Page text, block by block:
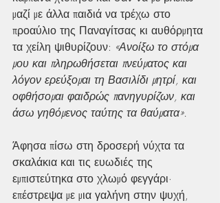
μαζί με άλλα παιδιά να τρέχω στο
προαύλιο της Παναγίτσας κι αυθόρμητα
τα χείλη ψιθυρίζουν: «Ανοίξω το στόμα
μου και πληρωθήσεται πνεύματος και
λόγον ερεύξομαι τη Βασιλίδι μητρί, και
οφθήσομαι φαιδρώς πανηγυρίζων, και
άσω γηθόμενος ταύτης τα θαύματα».
Άφησα πίσω στη δροσερή νύχτα τα
σκαλάκια και τις ευωδιές της
εμπιστεύτηκα στο χλωμό φεγγάρι·
επέστρεψα με μια γαλήνη στην ψυχή,